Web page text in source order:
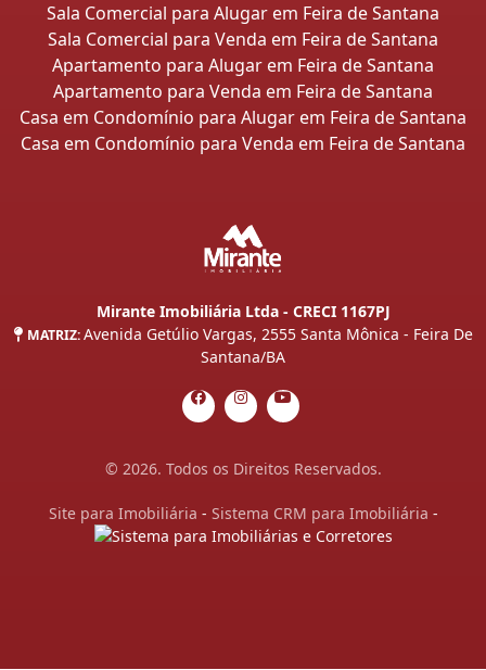
Sala Comercial para Alugar em Feira de Santana
Sala Comercial para Venda em Feira de Santana
Apartamento para Alugar em Feira de Santana
Apartamento para Venda em Feira de Santana
Casa em Condomínio para Alugar em Feira de Santana
Casa em Condomínio para Venda em Feira de Santana
Mirante Imobiliária Ltda - CRECI 1167PJ
MATRIZ: Avenida Getúlio Vargas, 2555 Santa Mônica - Feira De
Santana/BA
© 2026. Todos os Direitos Reservados.
Site para Imobiliária - Sistema CRM para Imobiliária -